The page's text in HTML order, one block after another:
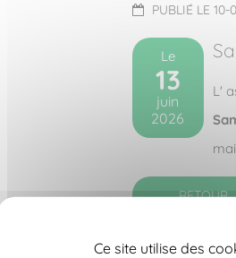
PUBLIÉ LE 10-
Le
13
juin
2026
L'
RETOUR
Ce site utilise des